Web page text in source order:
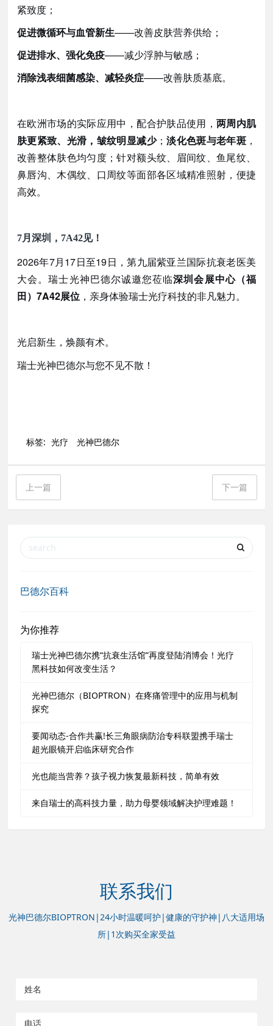
紧致度；
促进微循环与血管新生——改善皮肤营养供给；
促进排水、强化免疫——减少浮肿与敏感；
消除浅表细菌感染、减轻炎症——改善肤质基底。
在欧洲市场的实际应用中，配合护肤品使用， 两周内肌
肤更紧致、光滑，皱纹明显减少； 淡化色斑与老年斑，
改善整体肤色均匀度；针对额头纹、眉间纹、鱼尾纹、
鼻唇沟、木偶纹、口周纹等面部各区域精准照射，便捷
高效。
7月深圳，7A42见！
2026年7月17日至19日，第九届紫亚兰国际抗衰老医美
大会。瑞士光神巴德尔诚邀您莅临深圳会展中心（福
田）7A42展位 ，亲身体验瑞士光疗科技的非凡魅力。
光启新生，焕颜有术。
瑞士光神巴德尔与您不见不散！
标签: 光疗 光神巴德尔
上一篇 下一篇
巴德尔百科
为你推荐
瑞士光神巴德尔携“抗衰生活馆”再度登陆消博会！光疗
黑科技如何改变生活？
光神巴德尔（BIOPTRON）在疼痛管理中的应用与机制
探究
要闻动态-合作共赢!长三角眼病防治专科联盟携手瑞士
超光眼镜开启临床研究合作
光也能当营养？孩子视力恢复最新科技，简单有效
来自瑞士的高科技力量，助力母婴领域解决护理难题！
联系我们
光神巴德尔BIOPTRON|24小时温暖呵护|健康的守护神|八大适用场
所|1次购买全家受益